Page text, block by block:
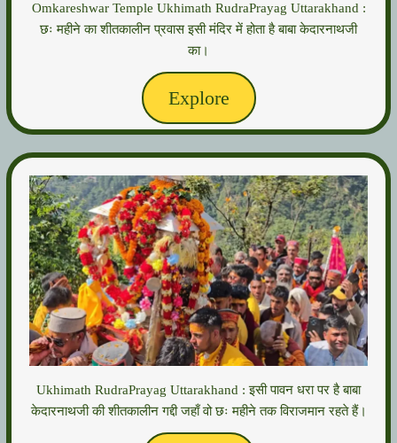
Omkareshwar Temple Ukhimath RudraPrayag Uttarakhand :
छः महीने का शीतकालीन प्रवास इसी मंदिर में होता है बाबा केदारनाथजी
का।
Explore
Ukhimath RudraPrayag Uttarakhand : इसी पावन धरा पर है बाबा
केदारनाथजी की शीतकालीन गद्दी जहाँ वो छः महीने तक विराजमान रहते हैं।